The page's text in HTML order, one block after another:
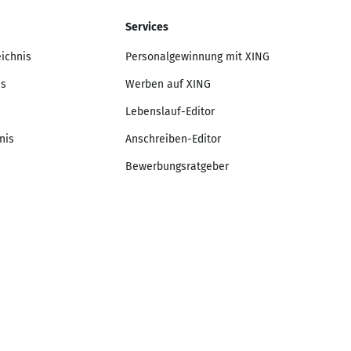
Services
Personalgewinnung mit XING
Werben auf XING
Lebenslauf-Editor
Anschreiben-Editor
Bewerbungsratgeber